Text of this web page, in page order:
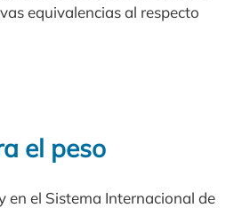
equivalencias al respecto
el peso
en el Sistema Internacional de